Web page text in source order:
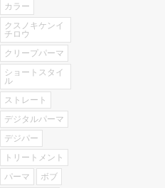
カラー
クスノキケンイ
チロウ
クリープパーマ
ショートスタイ
ル
ストレート
デジタルパーマ
デジパー
トリートメント
パーマ
ボブ